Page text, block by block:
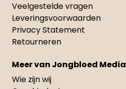
Veelgestelde vragen
Leveringsvoorwaarden
Privacy Statement
Retourneren
Meer van Jongbloed Media
Wie zijn wij